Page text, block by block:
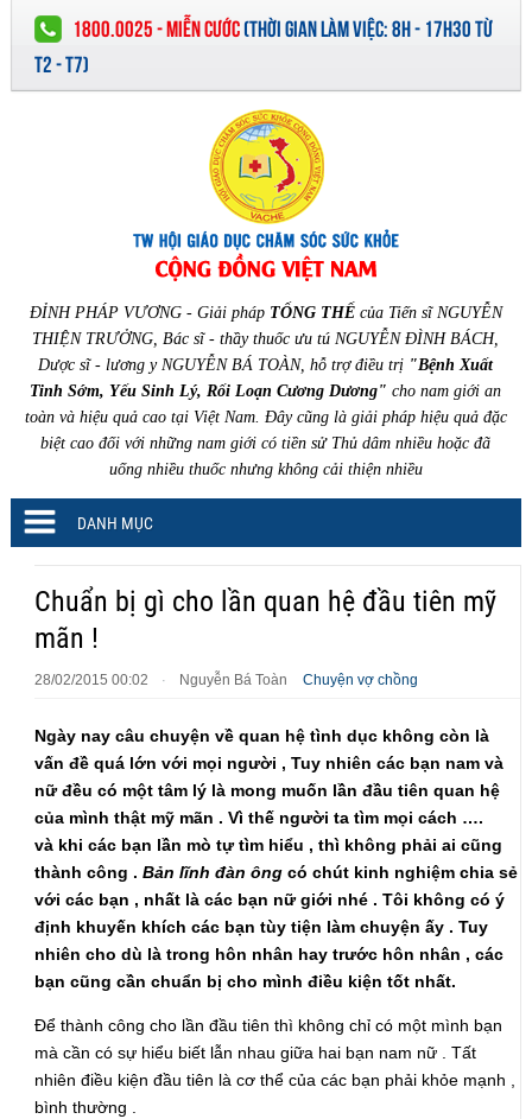
1800.0025 - MIỄN CƯỚC(THỜI GIAN LÀM VIỆC:8H - 17H30 TỪ
T2 - T7)
ĐỈNH PHÁP VƯƠNG - Giải pháp TỔNG THỂcủa Tiến sĩ NGUYỄN
THIỆN TRƯỞNG, Bác sĩ - thầy thuốc ưu tú NGUYỄN ĐÌNH BÁCH,
Dược sĩ - lương y NGUYỄN BÁ TOÀN, hỗ trợ điều trị "Bệnh Xuất
Tinh Sớm, Yếu Sinh Lý, Rối Loạn Cương Dương" cho nam giới an
toàn và hiệu quả cao tại Việt Nam. Đây cũng là giải pháp hiệu quả đặc
biệt cao đối với những nam giới có tiền sử Thủ dâm nhiều hoặc đã
uống nhiều thuốc nhưng không cải thiện nhiều
DANH MỤC
Chuẩn bị gì cho lần quan hệ đầu tiên mỹ
mãn !
28/02/2015 00:02 · Nguyễn Bá Toàn Chuyện vợ chồng
Ngày nay câu chuyện về quan hệ tình dục không còn là
vấn đề quá lớn với mọi người , Tuy nhiên các bạn nam và
nữ đều có một tâm lý là mong muốn lần đầu tiên quan hệ
của mình thật mỹ mãn .Vì thế người ta tìm mọi cách ….
và khi các bạn lần mò tự tìm hiểu , thì không phải ai cũng
thành công .Bản lĩnh đàn ông có chút kinh nghiệm chia sẻ
với các bạn , nhất là các bạn nữ giới nhé . Tôi không có ý
định khuyến khích các bạn tùy tiện làm chuyện ấy . Tuy
nhiên cho dù là trong hôn nhân hay trước hôn nhân , các
bạn cũng cần chuẩn bị cho mình điều kiện tốt nhất.
Để thành công cho lần đầu tiên thì không chỉ có một mình bạn
mà cần có sự hiểu biết lẫn nhau giữa hai bạn nam nữ . Tất
nhiên điều kiện đầu tiên là cơ thể của các bạn phải khỏe mạnh ,
bình thường .